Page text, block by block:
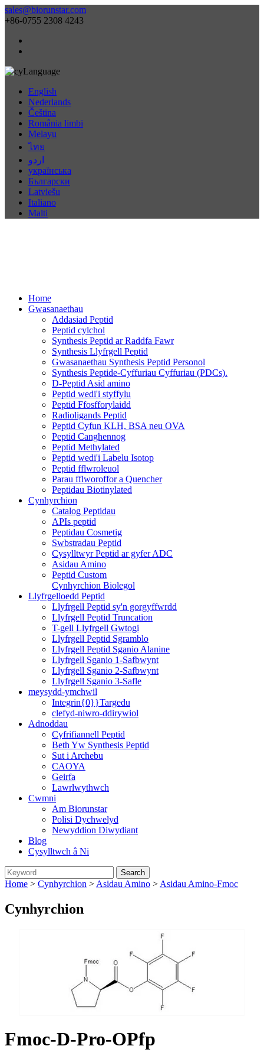
sales@biorunstar.com
+86-0755 2308 4243
Language
English
Nederlands
Čeština
România limbi
Melayu
ไทย
اردو
українська
Български
Latviešu
Italiano
Malti
Home
Gwasanaethau
Addasiad Peptid
Peptid cylchol
Synthesis Peptid ar Raddfa Fawr
Synthesis Llyfrgell Peptid
Gwasanaethau Synthesis Peptid Personol
Synthesis Peptide-Cyffuriau Cyffuriau (PDCs).
D-Peptid Asid amino
Peptid wedi'i styffylu
Peptid Ffosfforylaidd
Radioligands Peptid
Peptid Cyfun KLH, BSA neu OVA
Peptid Canghennog
Peptid Methylated
Peptid wedi'i Labelu Isotop
Peptid fflwroleuol
Parau fflworoffor a Quencher
Peptidau Biotinylated
Cynhyrchion
Catalog Peptidau
APIs peptid
Peptidau Cosmetig
Swbstradau Peptid
Cysylltwyr Peptid ar gyfer ADC
Asidau Amino
Peptid Custom
Cynhyrchion Biolegol
Llyfrgelloedd Peptid
Llyfrgell Peptid sy'n gorgyffwrdd
Llyfrgell Peptid Truncation
T-gell Llyfrgell Gwtogi
Llyfrgell Peptid Sgramblo
Llyfrgell Peptid Sganio Alanine
Llyfrgell Sganio 1-Safbwynt
Llyfrgell Sganio 2-Safbwynt
Llyfrgell Sganio 3-Safle
meysydd-ymchwil
Integrin{0}}Targedu
clefyd-niwro-ddirywiol
Adnoddau
Cyfrifiannell Peptid
Beth Yw Synthesis Peptid
Sut i Archebu
CAOYA
Geirfa
Lawrlwythwch
Cwmni
Am Biorunstar
Polisi Dychwelyd
Newyddion Diwydiant
Blog
Cysylltwch â Ni
Home > Cynhyrchion > Asidau Amino > Asidau Amino-Fmoc
Cynhyrchion
Fmoc-D-Pro-OPfp